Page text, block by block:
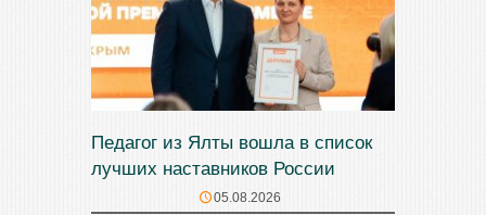
Педагог из Ялты вошла в список
лучших наставников России
05.08.2026